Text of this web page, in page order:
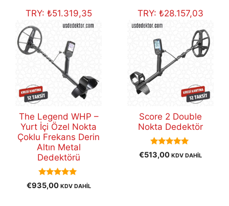
TRY: ₺51.319,35
The Legend WHP –
Yurt İçi Özel Nokta
Çoklu Frekans Derin
Altın Metal
Dedektörü
5.00
out of 5
€935,00 KDV DAHİL
TRY: ₺28.157,03
Score 2 Double
Nokta Dedektör
5.00
out of 5
€513,00 KDV DAHİL